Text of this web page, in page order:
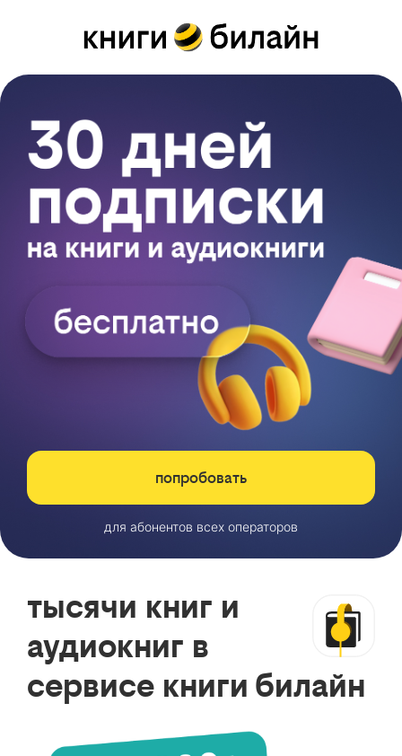
попробовать
для абонентов всех операторов
тысячи книг и
аудиокниг в
сервисе книги билайн